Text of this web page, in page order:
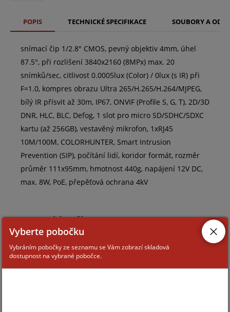
POPIS TECHNICKÉ SPECIFIKACE SOUBORY A
snímací čip 1/2.8" CMOS, pevný objektiv 4mm, úhel
87.5°, při rozlišení 3840x2160 (8MPx) max. 20
snímků/sec, citlivost 0.0005lux (Color) / 0lux (s IR) při
F=1.0, kompres obrazu Ultra 265/H.265/H.264/MJPEG,
bílý IR přísvit až 30m, IP67, ONVIF (Profile S, G, T), 2D/3D
DNR, HLC, BLC, Defog, 1 slot pro micro SD/SDHC/SDXC
kartu (až 256GB), vestavěný mikrofon, 1xRJ45
10M/100M, COLORHUNTER, Smart Intrusion
Prevention (SIP), počítání lidí, koridor formát, rozměr
průměr 111x95mm, hmotnost 440g, napájení 12V DC,
max. 8W, PoE, přepěťová ochrana 4kV
SOUVISEJÍCÍ ZBOŽÍ
TR-A01-IN
Vyberte pobočku
Vybráním pobočky ze seznamu se Vám zobrazí skladová
dostupnost na vybrané pobočce.